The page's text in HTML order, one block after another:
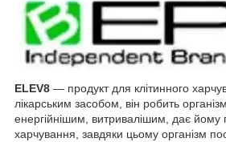
ELEV8 — продукт для клітинного
лікарським засобом, він робить
енергійнішим, витривалішим, дає йому
харчування, завдяки цьому організм